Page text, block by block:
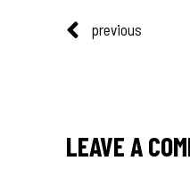
previous
LEAVE A